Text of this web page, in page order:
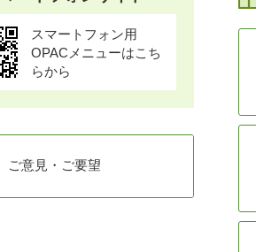
スマートフォン用
OPACメニューはこち
らから
ご意見・ご要望